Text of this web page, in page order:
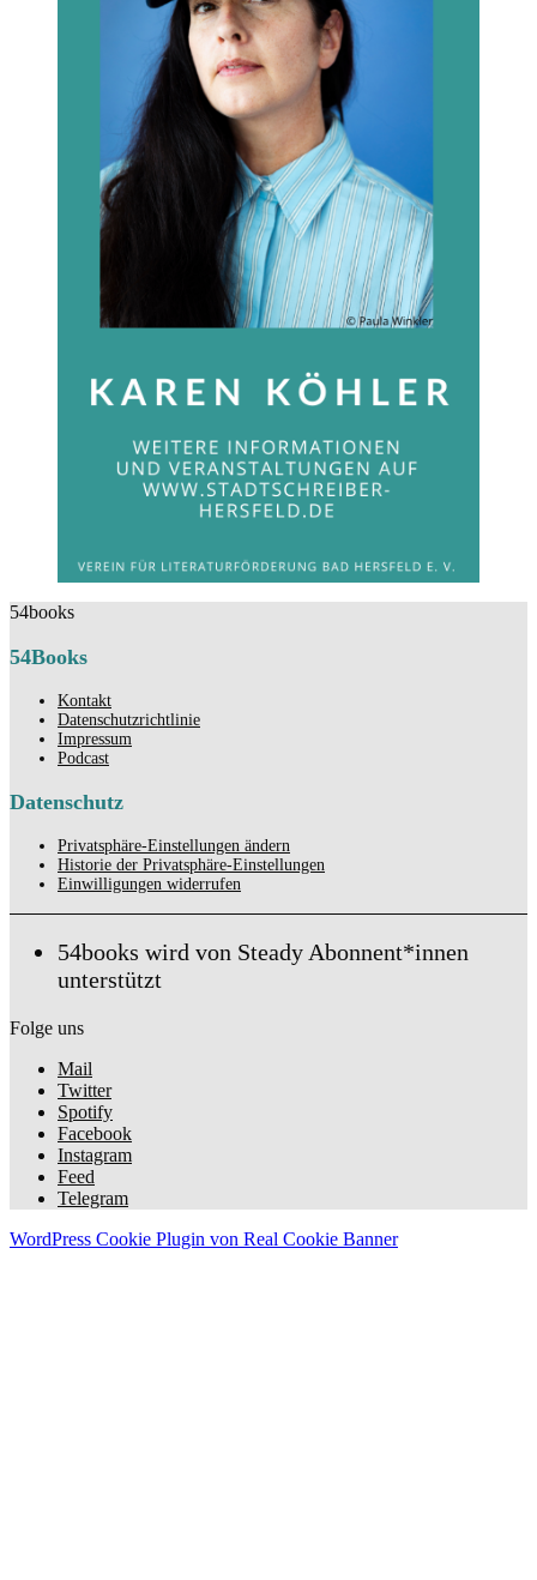
54books
54Books
Kontakt
Datenschutzrichtlinie
Impressum
Podcast
Datenschutz
Privatsphäre-Einstellungen ändern
Historie der Privatsphäre-Einstellungen
Einwilligungen widerrufen
54books wird von Steady Abonnent*innen
unterstützt
Folge uns
Mail
Twitter
Spotify
Facebook
Instagram
Feed
Telegram
WordPress Cookie Plugin von Real Cookie Banner